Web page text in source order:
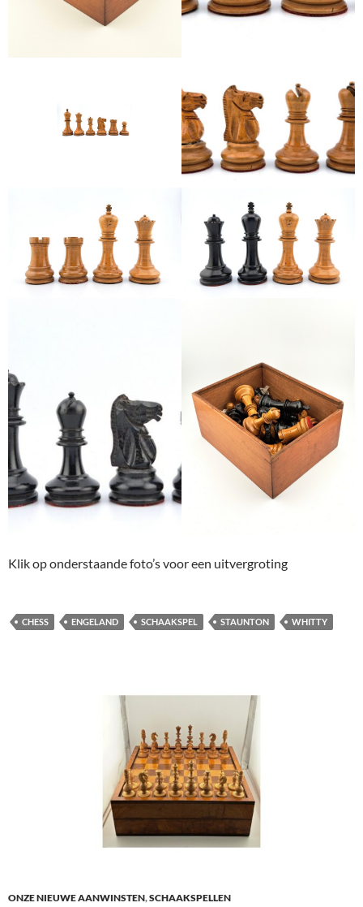
Klik op onderstaande foto’s voor een uitvergroting
CHESS ENGELAND SCHAAKSPEL STAUNTON WHITTY
ONZE NIEUWE AANWINSTEN,SCHAAKSPELLEN